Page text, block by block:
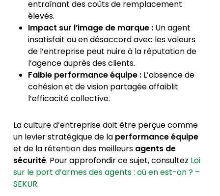
entraînant des coûts de remplacement
élevés.
Impact sur l’image de marque :Un agent
insatisfait ou en désaccord avec les valeurs
de l’entreprise peut nuire à la réputation de
l’agence auprès des clients.
Faible performance équipe :L’absence de
cohésion et de vision partagée affaiblit
l’efficacité collective.
La culture d’entreprise doit être perçue comme
un levier stratégique de la performance équipe
et de la rétention des meilleurs agents de
sécurité. Pour approfondir ce sujet, consultez Loi
sur le port d’armes des agents : où en est-on ? –
SEKUR.